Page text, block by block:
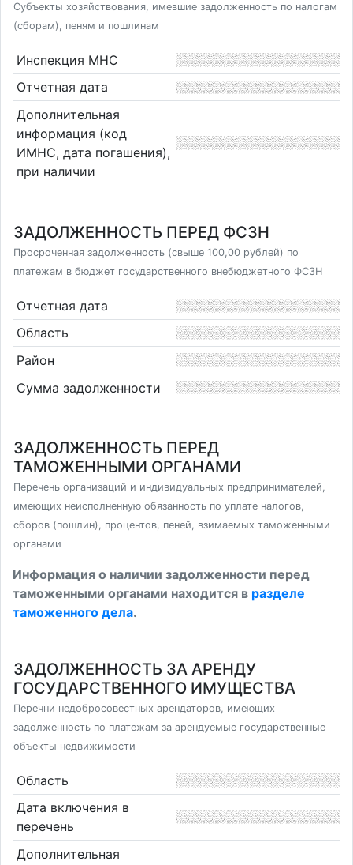
Субъекты хозяйствования, имевшие задолженность по налогам
(сборам), пеням и пошлинам
Инспекция МНС
Отчетная дата
Дополнительная
информация (код
ИМНС, дата погашения),
при наличии
ЗАДОЛЖЕННОСТЬ ПЕРЕД ФСЗН
Просроченная задолженность (свыше 100,00 рублей) по
платежам в бюджет государственного внебюджетного ФСЗН
Отчетная дата
Область
Район
Сумма задолженности
ЗАДОЛЖЕННОСТЬ ПЕРЕД
ТАМОЖЕННЫМИ ОРГАНАМИ
Перечень организаций и индивидуальных предпринимателей,
имеющих неисполненную обязанность по уплате налогов,
сборов (пошлин), процентов, пеней, взимаемых таможенными
органами
Информация о наличии задолженности перед
таможенными органами находится в разделе
таможенного дела.
ЗАДОЛЖЕННОСТЬ ЗА АРЕНДУ
ГОСУДАРСТВЕННОГО ИМУЩЕСТВА
Перечни недобросовестных арендаторов, имеющих
задолженность по платежам за арендуемые государственные
объекты недвижимости
Область
Дата включения в
перечень
Дополнительная